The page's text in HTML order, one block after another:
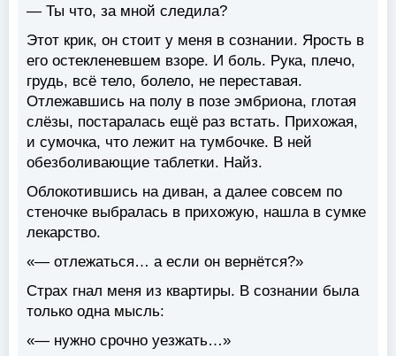
— Ты что, за мной следила?
Этот крик, он стоит у меня в сознании. Ярость в
его остекленевшем взоре. И боль. Рука, плечо,
грудь, всё тело, болело, не переставая.
Отлежавшись на полу в позе эмбриона, глотая
слёзы, постаралась ещё раз встать. Прихожая,
и сумочка, что лежит на тумбочке. В ней
обезболивающие таблетки. Найз.
Облокотившись на диван, а далее совсем по
стеночке выбралась в прихожую, нашла в сумке
лекарство.
«— отлежаться… а если он вернётся?»
Страх гнал меня из квартиры. В сознании была
только одна мысль:
«— нужно срочно уезжать…»